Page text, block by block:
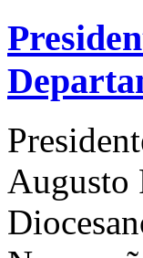
Augusto